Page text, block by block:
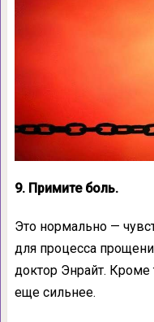
9. Примите боль.
Это нормально —
для процесса
доктор Энрайт. Кроме
еще сильнее.